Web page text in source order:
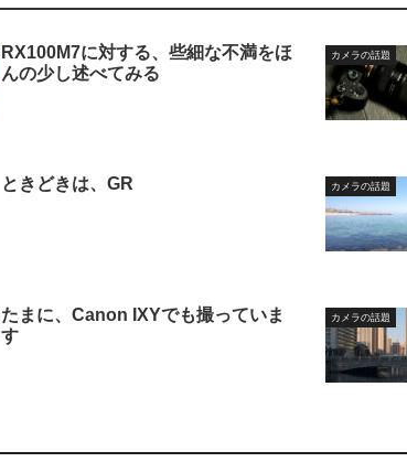
RX100M7に対する、些細な不満をほ
んの少し述べてみる
カメラの話題
ときどきは、GR カメラの話題
たまに、Canon IXYでも撮っていま
す
カメラの話題